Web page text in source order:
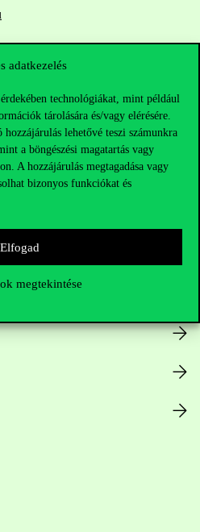
adatkezelés
technológiákat, mint például
tárolására és/vagy elérésére.
lehetővé teszi számunkra
a böngészési magatartás vagy
A hozzájárulás megtagadása vagy
bizonyos funkciókat és
Elfogad
megtekintése